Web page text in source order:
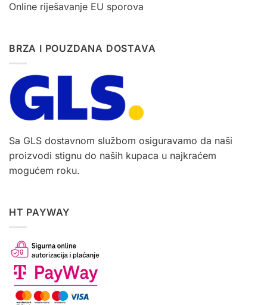
Online riješavanje EU sporova
BRZA I POUZDANA DOSTAVA
Sa GLS dostavnom službom osiguravamo da naši
proizvodi stignu do naših kupaca u najkraćem
mogućem roku.
HT PAYWAY